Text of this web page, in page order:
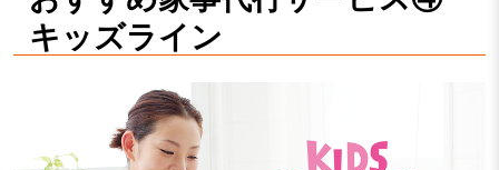
キッズライン